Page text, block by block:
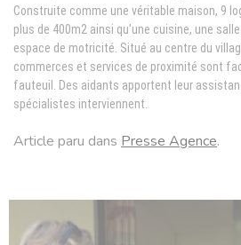
Construite comme une véritable maison, 9
plus de 400m2 ainsi qu’une cuisine, une
espace de motricité. Situé au centre du
commerces et services de proximité sont
fauteuil. Des aidants apportent leur
spécialistes interviennent.
Article paru dans Presse Agence.